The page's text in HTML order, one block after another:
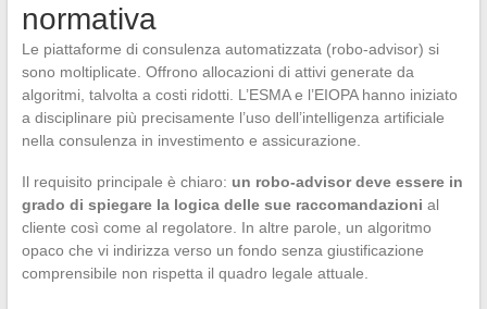
normativa
Le piattaforme di consulenza automatizzata (robo-advisor) si
sono moltiplicate. Offrono allocazioni di attivi generate da
algoritmi, talvolta a costi ridotti. L’ESMA e l’EIOPA hanno iniziato
a disciplinare più precisamente l’uso dell’intelligenza artificiale
nella consulenza in investimento e assicurazione.
Il requisito principale è chiaro: un robo-advisor deve essere in
grado di spiegare la logica delle sue raccomandazioni al
cliente così come al regolatore. In altre parole, un algoritmo
opaco che vi indirizza verso un fondo senza giustificazione
comprensibile non rispetta il quadro legale attuale.